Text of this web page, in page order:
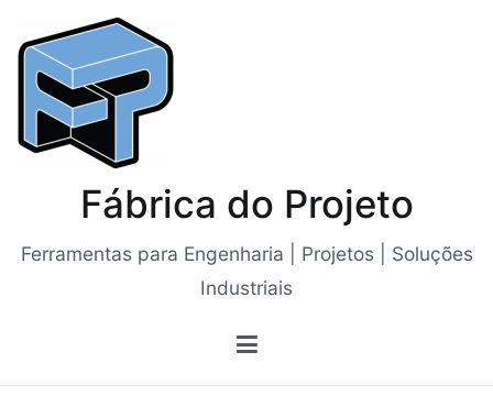
para
conteúdo
Fábrica do Projeto
Ferramentas para Engenharia | Projetos | Soluções
Industriais